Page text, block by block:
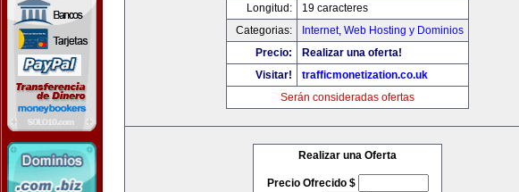
Longitud:
19 caracteres
Categorias:
Internet, Web Hosting y Dominios
Precio:
Realizar una oferta!
Visitar!
trafficmonetization.co.uk
Serán consideradas ofertas
Realizar una Oferta
Precio Ofrecido $